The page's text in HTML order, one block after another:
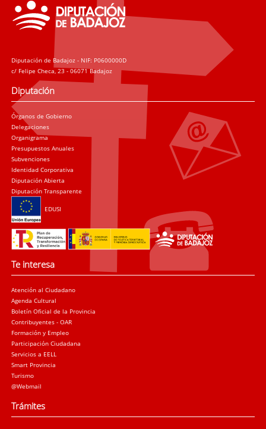
Diputación de Badajoz - NIF: P0600000D
c/ Felipe Checa, 23 - 06071 Badajoz
Diputación
Órganos de Gobierno
Delegaciones
Organigrama
Presupuestos Anuales
Subvenciones
Identidad Corporativa
Diputación Abierta
Diputación Transparente
EDUSI
Te interesa
Atención al Ciudadano
Agenda Cultural
Boletín Oficial de la Provincia
Contribuyentes - OAR
Formación y Empleo
Participación Ciudadana
Servicios a EELL
Smart Provincia
Turismo
@Webmail
Trámites